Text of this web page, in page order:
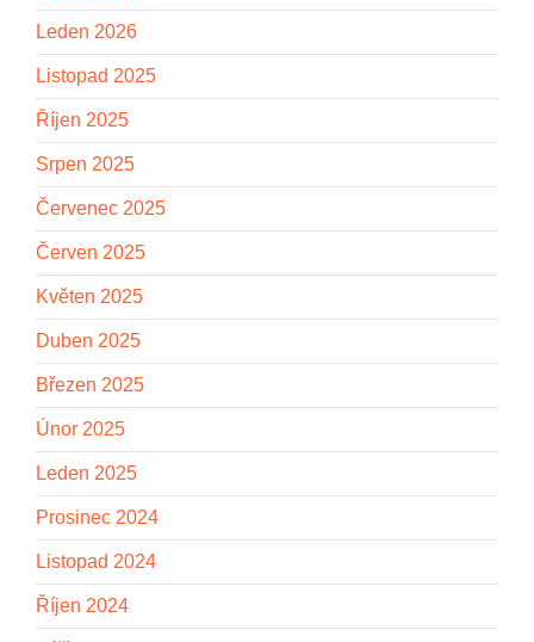
Leden 2026
Listopad 2025
Říjen 2025
Srpen 2025
Červenec 2025
Červen 2025
Květen 2025
Duben 2025
Březen 2025
Únor 2025
Leden 2025
Prosinec 2024
Listopad 2024
Říjen 2024